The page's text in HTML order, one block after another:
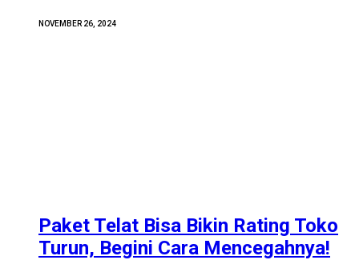
NOVEMBER 26, 2024
Paket Telat Bisa Bikin Rating Toko
Turun, Begini Cara Mencegahnya!